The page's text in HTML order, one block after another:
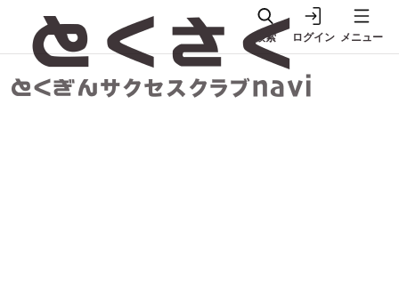
検索 ログイン メニュー